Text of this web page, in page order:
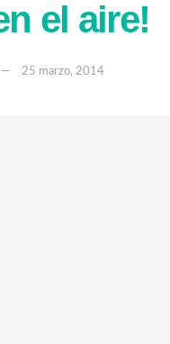
el aire!
25 marzo, 2014